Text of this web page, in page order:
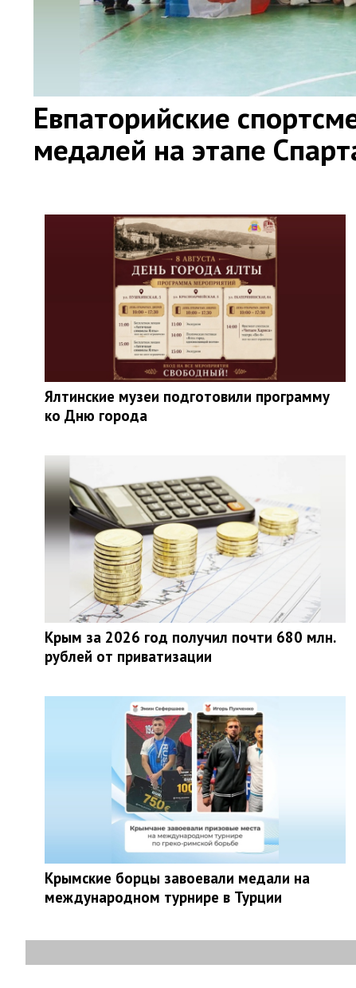
Евпаторийские
медалей на этапе
Ялтинские музеи подготовили программу
ко Дню города
Крым за 2026 год получил почти 680 млн.
рублей от приватизации
Крымские борцы завоевали медали на
международном турнире в Турции